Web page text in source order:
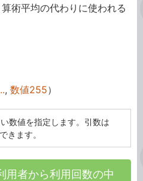
術平均の代わりに使われる
, 数値255）
数値を指定します。引数は
きます。
用者から利用回数の中